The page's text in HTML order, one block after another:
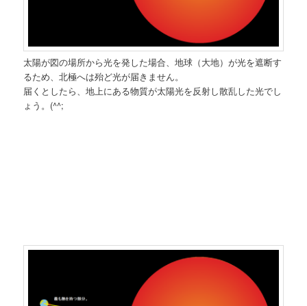
太陽が図の場所から光を発した場合、地球（大地）が光を遮断す
るため、北極へは殆ど光が届きません。
届くとしたら、地上にある物質が太陽光を反射し散乱した光でし
ょう。(^^;